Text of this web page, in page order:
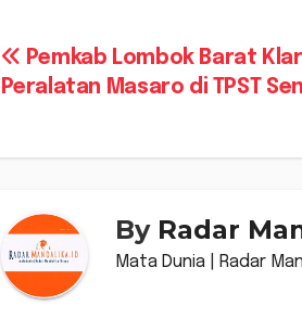
Navigasi
Pemkab Lombok Barat
Peralatan Masaro di TPST
By Radar
Mata Dunia | Radar